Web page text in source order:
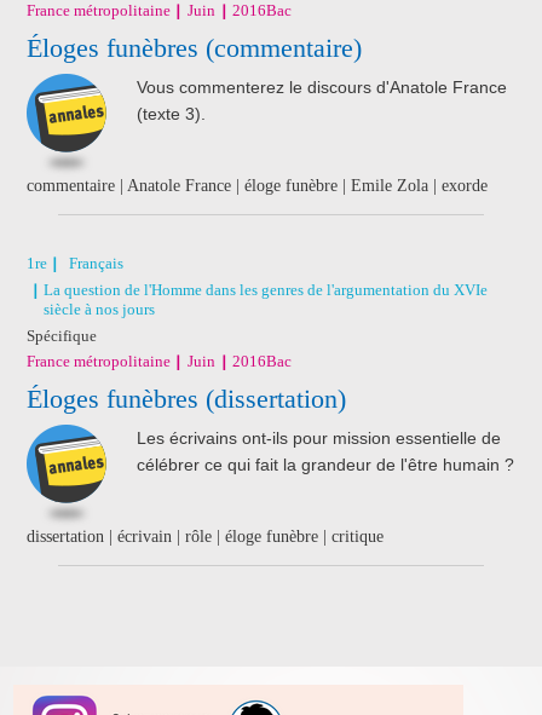
France métropolitaine
Juin 2016Bac
Éloges funèbres (commentaire)
Vous commenterez le discours d'Anatole France
(texte 3).
commentaire | Anatole France | éloge funèbre | Emile Zola | exorde
1re
Français
La question de l'Homme dans les genres de l'argumentation du XVIe
siècle à nos jours
Spécifique
France métropolitaine
Juin 2016Bac
Éloges funèbres (dissertation)
Les écrivains ont-ils pour mission essentielle de
célébrer ce qui fait la grandeur de l'être humain ?
dissertation | écrivain | rôle | éloge funèbre | critique